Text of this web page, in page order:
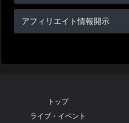
アフィリエイト情報開示
トップ
ライブ・イベント